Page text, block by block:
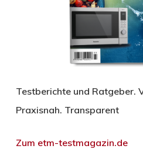
Testberichte und Ratgeber.
Praxisnah. Transparent
Zum etm-testmagazin.de